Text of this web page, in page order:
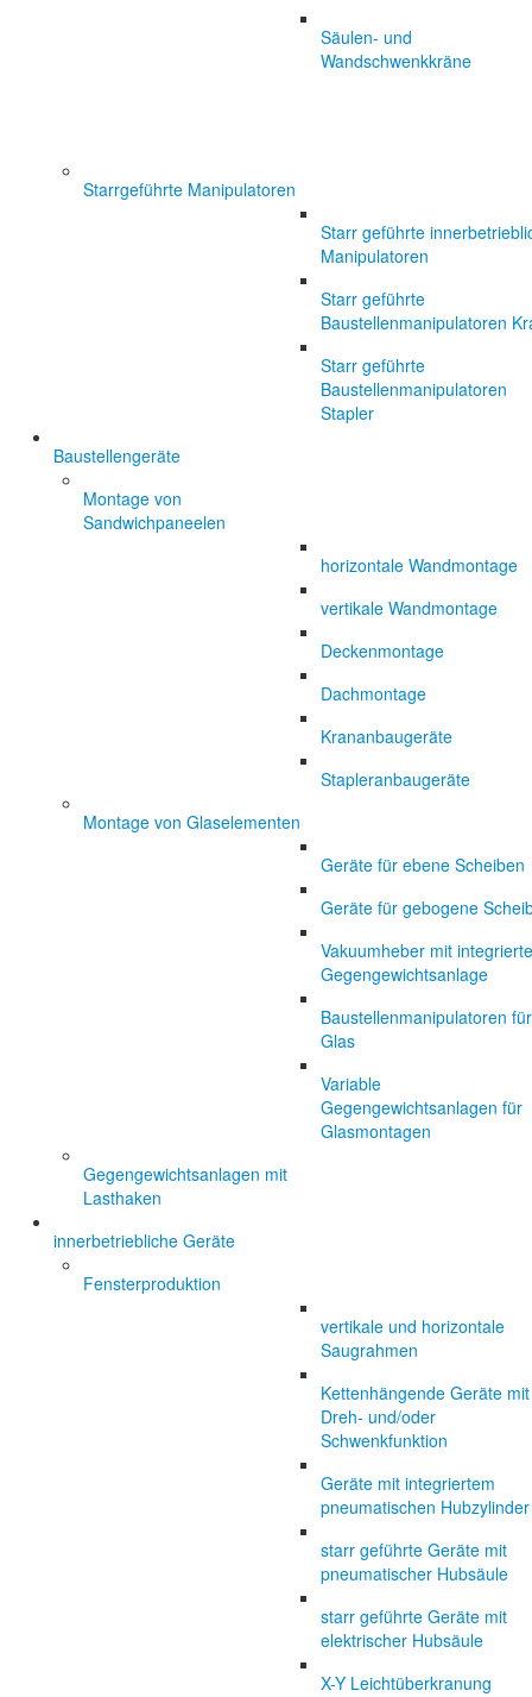
Säulen- und
Wandschwenkkräne
Starrgeführte Manipulatoren
Starr geführte
Manipulatoren
Starr geführte
Baustellenmanipulatoren
Starr geführte
Baustellenmanipulatoren
Stapler
Baustellengeräte
Montage von
Sandwichpaneelen
horizontale Wandmontage
vertikale Wandmontage
Deckenmontage
Dachmontage
Krananbaugeräte
Stapleranbaugeräte
Montage von Glaselementen
Geräte für ebene Scheiben
Geräte für gebogene
Vakuumheber mit
Gegengewichtsanlage
Baustellenmanipulatoren für
Glas
Variable
Gegengewichtsanlagen für
Glasmontagen
Gegengewichtsanlagen mit
Lasthaken
innerbetriebliche Geräte
Fensterproduktion
vertikale und horizontale
Saugrahmen
Kettenhängende Geräte mit
Dreh- und/oder
Schwenkfunktion
Geräte mit integriertem
pneumatischen Hubzylinder
starr geführte Geräte mit
pneumatischer Hubsäule
starr geführte Geräte mit
elektrischer Hubsäule
X-Y Leichtüberkranung